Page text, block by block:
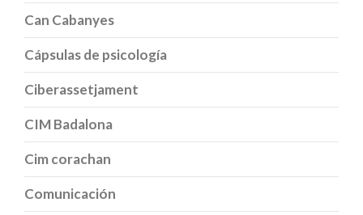
Can Cabanyes
Cápsulas de psicología
Ciberassetjament
CIM Badalona
Cim corachan
Comunicación